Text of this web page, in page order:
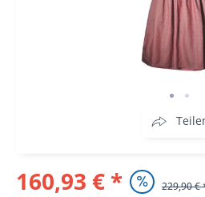
160,93 € * 229,90 €